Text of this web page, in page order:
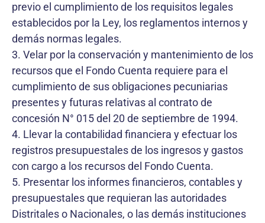
previo el cumplimiento de los requisitos legales
establecidos por la Ley, los reglamentos internos y
demás normas legales.
3. Velar por la conservación y mantenimiento de los
recursos que el Fondo Cuenta requiere para el
cumplimiento de sus obligaciones pecuniarias
presentes y futuras relativas al contrato de
concesión N° 015 del 20 de septiembre de 1994.
4. Llevar la contabilidad financiera y efectuar los
registros presupuestales de los ingresos y gastos
con cargo a los recursos del Fondo Cuenta.
5. Presentar los informes financieros, contables y
presupuestales que requieran las autoridades
Distritales o Nacionales, o las demás instituciones